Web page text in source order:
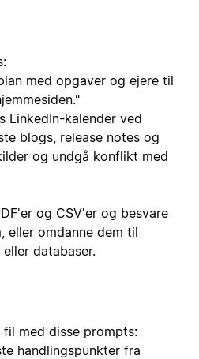
med opgaver og ejere til
LinkedIn-kalender ved
blogs, release notes og
og undgå konflikt med
og CSV'er og besvare
eller omdanne dem til
databaser.
med disse prompts:
handlingspunkter fra